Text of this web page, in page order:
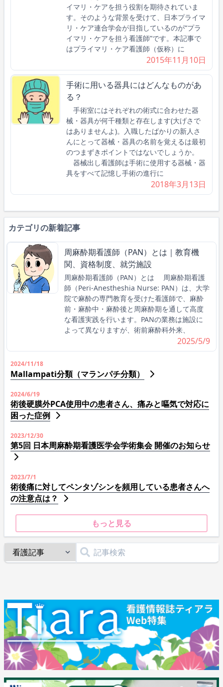
イマリ・ケアを担う役割を期待されていま
す。そのような背景を受けて、⽇本プライマ
リ・ケア連合学会が⽬指しているのが“プラ
イマリ・ケアを担う看護師”です。本記事で
はプライマリ・ケア看護師（仮称）に
2015年11月10日
手術に用いる器具にはどんなものがあ
る？
手術室にはそれぞれの術式に合わせた器
械・器具が何千種類と存在します(大げさで
はありませんよ)。入職したばかりの新人さ
んにとって器械・器具の名前を覚えるは最初
のつまずきポイントではないでしょうか。
器械出し看護師は手術に使用する器械・器
具をすべて記憶し手術の進行に
2018年3月13日
カテゴリの新着記事
周麻酔期看護師（PAN）とは｜教育機
関、資格制度、就労施設
周麻酔期看護師（PAN）とは 周麻酔期看護
師（Peri-Anestheshia Nurse: PAN）は、大学
院で麻酔の専門教育を受けた看護師で、麻酔
前・麻酔中・麻酔後と周麻酔期を通して高度
な看護実践を行います。PANの業務は施設に
よって異なりますが、術前麻酔科外来、
2025/5/9
2024/11/18
Mallampati分類（マランパチ分類）
2024/6/19
術後硬膜外PCA使用中の患者さん、痛みと嘔気で対応に
困った症例
2023/12/30
第5回 日本周麻酔期看護医学会学術集会 開催のお知らせ
2023/7/1
術後痛に対してペンタゾシンを頻用している患者さんへ
の注意点は？
もっと見る